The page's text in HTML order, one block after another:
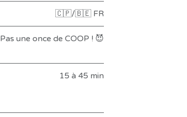
🇨🇵/🇧🇪 FR
Pas une once de COOP ! 😈
15 à 45 min